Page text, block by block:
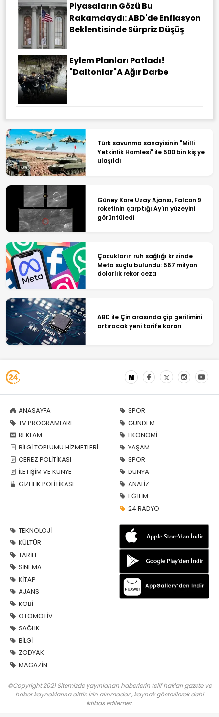
Piyasaların Gözü Bu
Rakamdaydı: ABD'de Enflasyon
Beklentisinde Sürpriz Düşüş
Eylem Planları Patladı!
"Daltonlar"a Ağır Darbe
Türk savunma sanayisinin "Milli
Yetkinlik Hamlesi" ile 500 bin kişiye
ulaşıldı
Güney Kore Uzay Ajansı, Falcon 9
roketinin çarptığı Ay'ın yüzeyini
görüntüledi
Çocukların ruh sağlığı krizinde
Meta suçlu bulundu: 567 milyon
dolarlık rekor ceza
ABD ile Çin arasında çip gerilimini
artıracak yeni tarife kararı
ANASAYFA
TV PROGRAMLARI
REKLAM
BİLGİ TOPLUMU HİZMETLERİ
ÇEREZ POLİTİKASI
İLETİŞİM VE KÜNYE
GİZLİLİK POLİTİKASI
SPOR
GÜNDEM
EKONOMİ
YAŞAM
SPOR
DÜNYA
ANALİZ
EĞİTİM
24 RADYO
TEKNOLOJİ
KÜLTÜR
TARİH
SİNEMA
KİTAP
AJANS
KOBİ
OTOMOTİV
SAĞLIK
BİLGİ
ZODYAK
MAGAZİN
©Copyright 2021 Sitemizde yayınlanan haberlerin telif hakları gazete ve
haber kaynaklarına aittir. İzin alınmadan, kaynak gösterilerek dahi
iktibas edilemez.